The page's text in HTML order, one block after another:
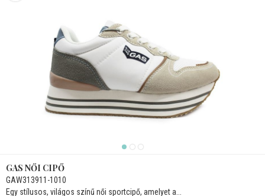
GAS NŐI CIPŐ
GAW313911-1010
Egy stílusos, világos színű női sportcipő, amelyet a...